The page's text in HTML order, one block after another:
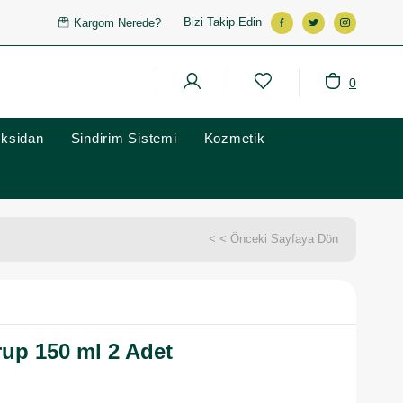
Kargom Nerede? Bizi Takip Edin
0
Sindirim Sistemi Kozmetik
< < Önceki Sayfaya Dön
150 ml 2 Adet